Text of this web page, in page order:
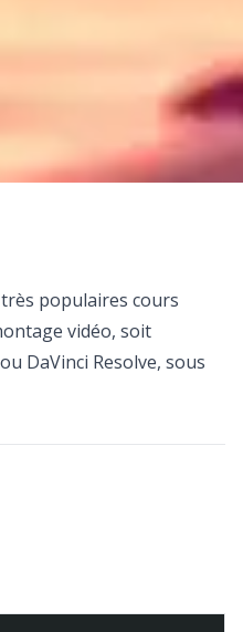
populaires cours
vidéo, soit
DaVinci Resolve, sous